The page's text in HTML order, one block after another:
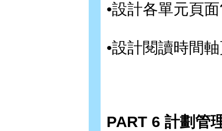
•設計各單元頁
•設計閱讀時間
PART 6 計劃管